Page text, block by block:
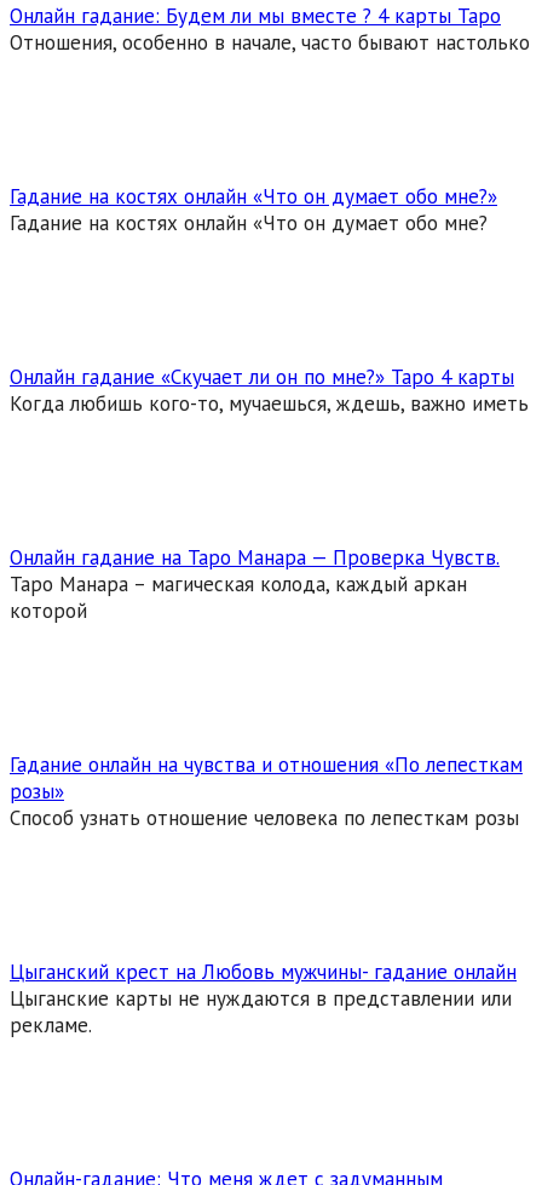
Онлайн гадание: Будем ли мы вместе ? 4 карты Таро
Отношения, особенно в начале, часто бывают настолько
Гадание на костях онлайн «Что он думает обо мне?»
Гадание на костях онлайн «Что он думает обо мне?
Онлайн гадание «Скучает ли он по мне?» Таро 4 карты
Когда любишь кого-то, мучаешься, ждешь, важно иметь
Онлайн гадание на Таро Манара — Проверка Чувств.
Таро Манара – магическая колода, каждый аркан
которой
Гадание онлайн на чувства и отношения «По лепесткам
розы»
Способ узнать отношение человека по лепесткам розы
Цыганский крест на Любовь мужчины- гадание онлайн
Цыганские карты не нуждаются в представлении или
рекламе.
Онлайн-гадание: Что меня ждет с задуманным